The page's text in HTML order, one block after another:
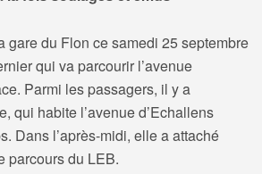
gare du Flon ce samedi 25 septembre
qui va parcourir l’avenue
Parmi les passagers, il y a
qui habite l’avenue d’Echallens
Dans l’après-midi, elle a attaché
parcours du LEB.